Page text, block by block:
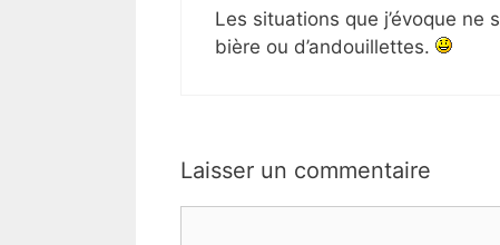
Les situations que j’évoque
bière ou d’andouillettes.
Laisser un commentaire